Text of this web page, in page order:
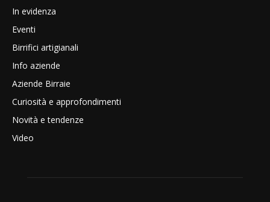
In evidenza
Eventi
Birrifici artigianali
Info aziende
Aziende Birraie
Curiosità e approfondimenti
Novità e tendenze
Video